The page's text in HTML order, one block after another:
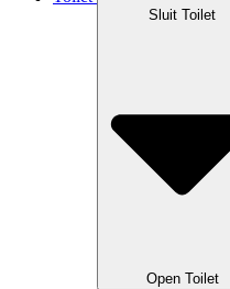
Sluit Toilet
Open Toilet